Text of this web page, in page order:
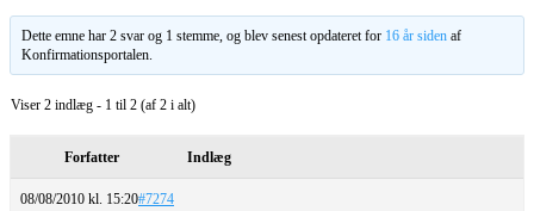
Dette emne har 2 svar og 1 stemme, og blev senest opdateret for 16 år siden af
Konfirmationsportalen.
Viser 2 indlæg - 1 til 2 (af 2 i alt)
Forfatter Indlæg
08/08/2010 kl. 15:20#7274